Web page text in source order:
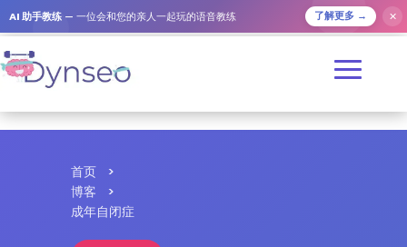
AI 助手教练 — 一位会和您的亲人一起玩的语音教练 了解更多 → ✕
首页
>
博客
>
成年自闭症